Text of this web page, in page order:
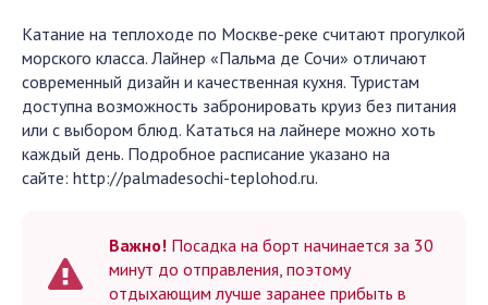
Катание на теплоходе по Москве-реке считают прогулкой
морского класса. Лайнер «Пальма де Сочи» отличают
современный дизайн и качественная кухня. Туристам
доступна возможность забронировать круиз без питания
или с выбором блюд. Кататься на лайнере можно хоть
каждый день. Подробное расписание указано на
сайте: http://palmadesochi-teplohod.ru.
Важно! Посадка на борт начинается за 30
минут до отправления, поэтому
отдыхающим лучше заранее прибыть в